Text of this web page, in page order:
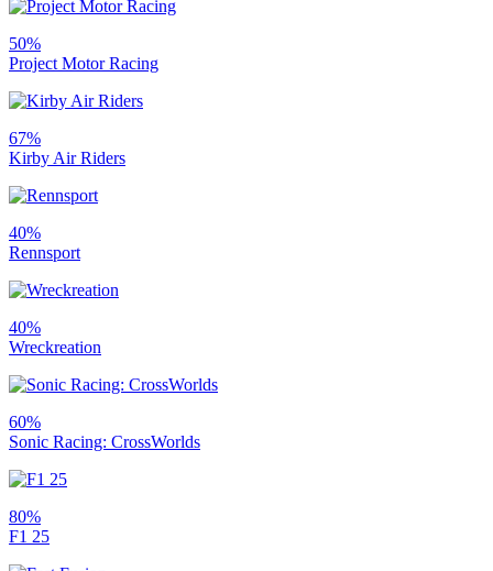
50%
Project Motor Racing
67%
Kirby Air Riders
40%
Rennsport
40%
Wreckreation
60%
Sonic Racing: CrossWorlds
80%
F1 25